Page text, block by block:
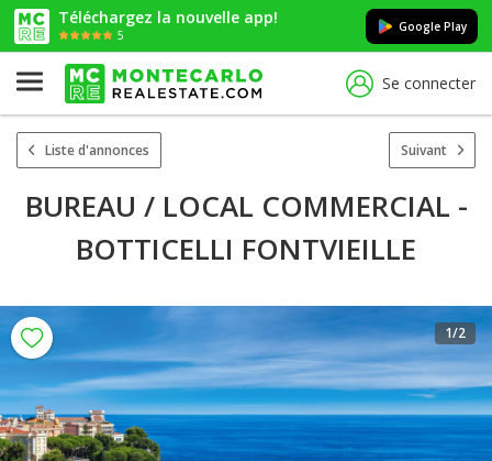
Téléchargez la nouvelle app!
5
Google Play
Se connecter
Liste d'annonces Suivant
BUREAU / LOCAL COMMERCIAL -
BOTTICELLI FONTVIEILLE
1/2